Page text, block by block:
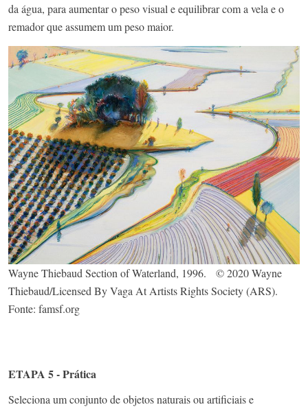
da água, para aumentar o peso visual e equilibrar com a vela e o
remador que assumem um peso maior.
Wayne Thiebaud Section of Waterland, 1996. © 2020 Wayne
Thiebaud/Licensed By Vaga At Artists Rights Society (ARS).
Fonte: famsf.org
ETAPA 5 - Prática
Seleciona um conjunto de objetos naturais ou artificiais e